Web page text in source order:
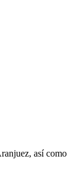
así como